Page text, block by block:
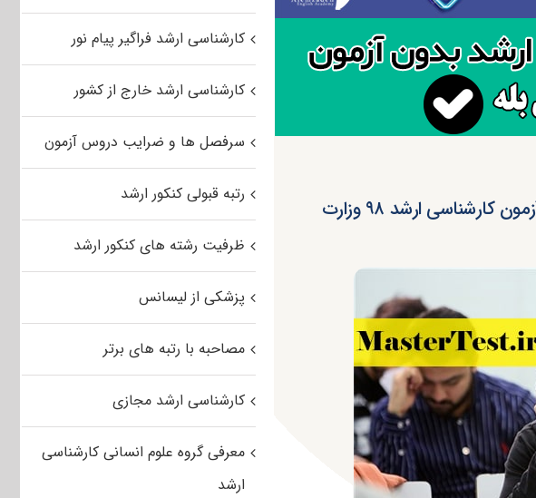
لزوم کسب نمره حدنصاب زبان برای داوطلبان آزمون کارشناسی ارشد ۹۸ وزارت
کارشناسی ارشد فراگیر پیام نور
کارشناسی ارشد خارج از کشور
سرفصل ها و ضرایب دروس آزمون
رتبه قبولی کنکور ارشد
ظرفیت رشته های کنکور ارشد
پزشکی از لیسانس
مصاحبه با رتبه های برتر
کارشناسی ارشد مجازی
معرفی گروه علوم انسانی کارشناسی
ارشد